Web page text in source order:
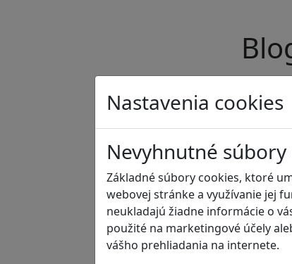
Nastavenia cookies
Nevyhnutné súbory
Základné súbory cookies, ktoré
webovej stránke a využívanie jej
neukladajú žiadne informácie o
použité na marketingové účely
vášho prehliadania na internete.